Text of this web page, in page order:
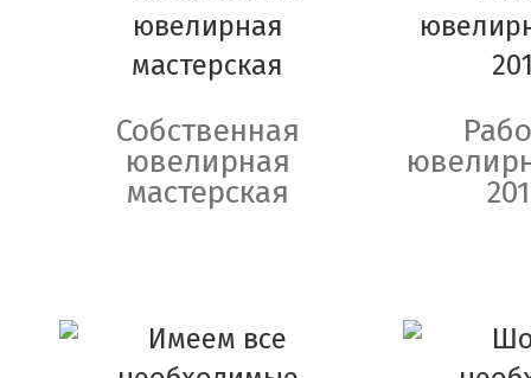
Собственная
ювелирная
мастерская